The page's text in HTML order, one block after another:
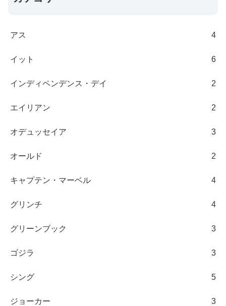
アス 4
イット 6
インディペンデンス・デイ 2
エイリアン 2
オデュッセイア 3
オールド 2
キャプテン・マーベル 4
グリンチ 4
グリーンブック 3
ゴジラ 3
シング 5
ジョーカー 3